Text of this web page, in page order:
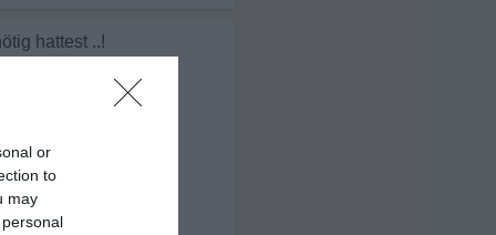
or
to
may
hattest ..!